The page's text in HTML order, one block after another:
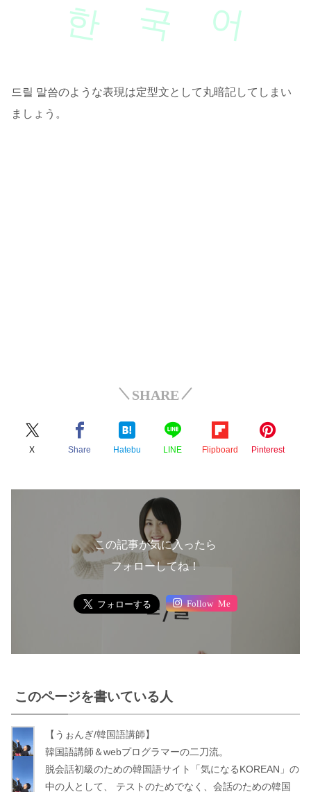
한 국 어
드릴 말씀のような表現は定型文として丸暗記してしまい
ましょう。
SHARE
X Share Hatebu LINE Flipboard Pinterest
この記事が気に入ったら
フォローしてね！
Follow Me
このページを書いている人
う
ぉ
ん
【うぉんぎ/韓国語講師】
韓国語講師＆webプログラマーの二刀流。
脱会話初級のための韓国語サイト「気になるKOREAN」の
中の人として、 テストのためでなく、会話のための韓国